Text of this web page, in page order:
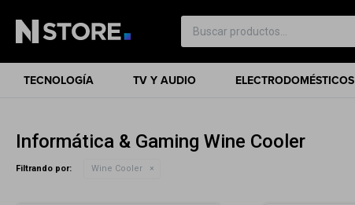
TECNOLOGÍA TV Y AUDIO ELECTRODOMÉSTICOS
Informática & Gaming Wine Cooler
Filtrando por: Wine Cooler